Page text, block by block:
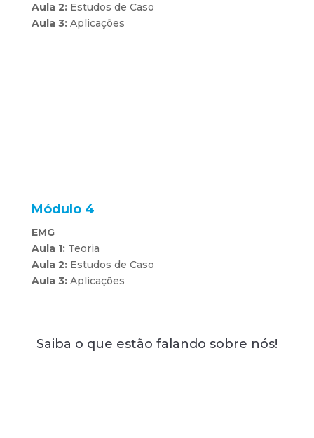
Aula 2:Estudos de Caso
Aula 3:Aplicações
Módulo 4
EMG
Aula 1:Teoria
Aula 2:Estudos de Caso
Aula 3:Aplicações
Saiba o que estão falando sobre nós!